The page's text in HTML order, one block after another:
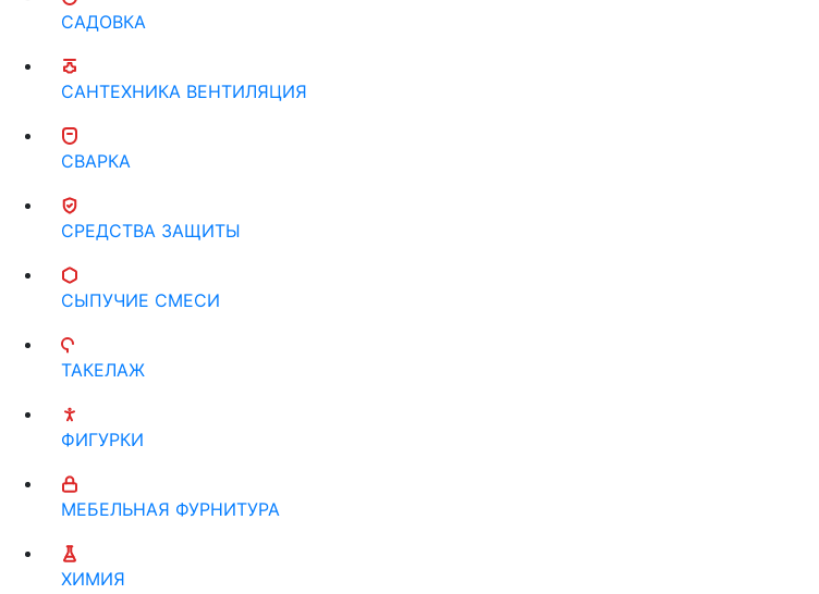
САДОВКА
САНТЕХНИКА ВЕНТИЛЯЦИЯ
СВАРКА
СРЕДСТВА ЗАЩИТЫ
СЫПУЧИЕ СМЕСИ
ТАКЕЛАЖ
ФИГУРКИ
МЕБЕЛЬНАЯ ФУРНИТУРА
ХИМИЯ